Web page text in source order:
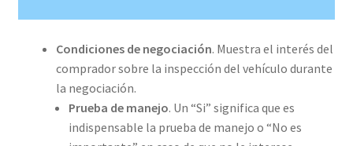
Condiciones de negociación. Muestra el interés del
comprador sobre la inspección del vehículo durante
la negociación.
Prueba de manejo. Un “Si” significa que es
indispensable la prueba de manejo o “No es